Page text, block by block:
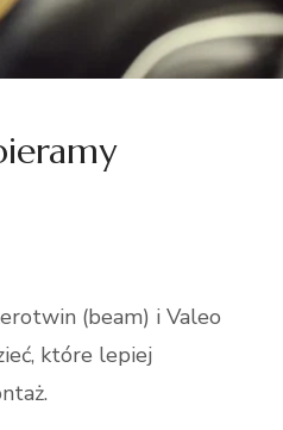
(beam) i Valeo
które lepiej